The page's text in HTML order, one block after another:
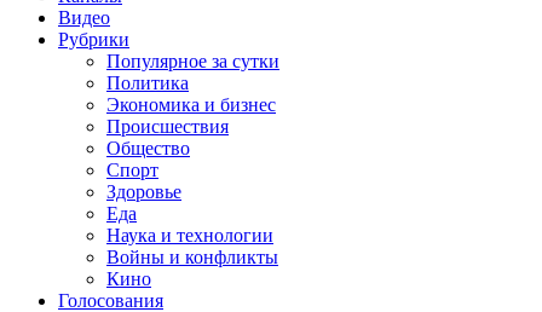
Видео
Рубрики
Популярное за сутки
Политика
Экономика и бизнес
Происшествия
Общество
Спорт
Здоровье
Еда
Наука и технологии
Войны и конфликты
Кино
Голосования